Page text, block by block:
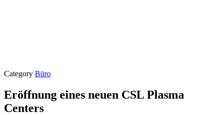
Category Büro
Eröffnung eines neuen CSL Plasma
Centers